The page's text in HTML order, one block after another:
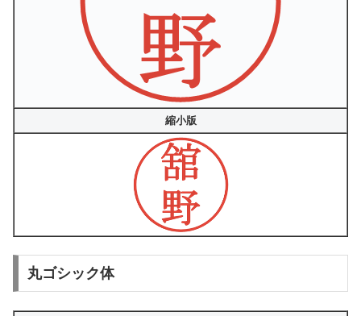
縮小版
丸ゴシック体